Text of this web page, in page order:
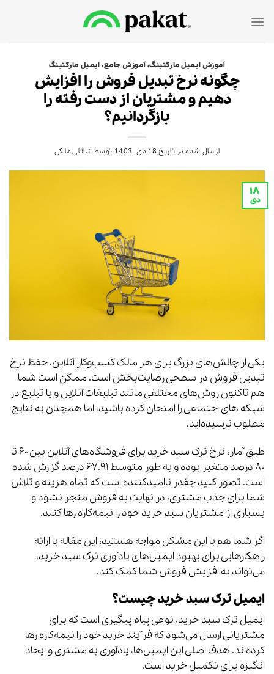
آموزش ایمیل مارکتینگ،آموزش جامع،ایمیل مارکتینگ
چگونه نرخ تبدیل فروش را افزایش
دهیم و مشتریان از دست رفته را
بازگردانیم؟
ارسال شده در تاریخ 18 دی، 1403 توسط شانلی ملکی
۱۸
دی
یکی از چالش‌های بزرگ برای هر مالک کسب‌وکار آنلاین، حفظ نرخ
تبدیل فروش در سطحی رضایت‌بخش است. ممکن است شما
هم تاکنون روش‌های مختلفی مانند تبلیغات آنلاین و یا تبلیغ در
شبکه های اجتماعی را امتحان کرده باشید، اما همچنان به نتایج
مطلوب نرسیده‌اید.
طبق آمار، نرخ ترک سبد خرید برای فروشگاه‌های آنلاین بین ۶۰ تا
۸۰ درصد متغیر بوده و به طور متوسط ۶۷.۹۱ درصد گزارش شده
است. تصور کنید چقدر ناامیدکننده است که تمام هزینه و تلاش
شما برای جذب مشتری، در نهایت به فروش منجر نشود و
بسیاری از مشتریان سبد خرید خود را نیمه‌کاره رها کنند.
اگر شما هم با این مشکل مواجه هستید، این مقاله با ارائه
راهکارهایی برای بهبود ایمیل‌های یادآوری ترک سبد خرید،
می‌تواند به افزایش فروش شما کمک کند.
ایمیل ترک سبد خرید چیست؟
ایمیل ترک سبد خرید، نوعی پیام پیگیری است که برای
مشتریانی ارسال می‌شود که فرآیند خرید خود را نیمه‌کاره رها
کرده‌اند. هدف اصلی این ایمیل‌ها، یادآوری به مشتری و ایجاد
انگیزه برای تکمیل خرید است.